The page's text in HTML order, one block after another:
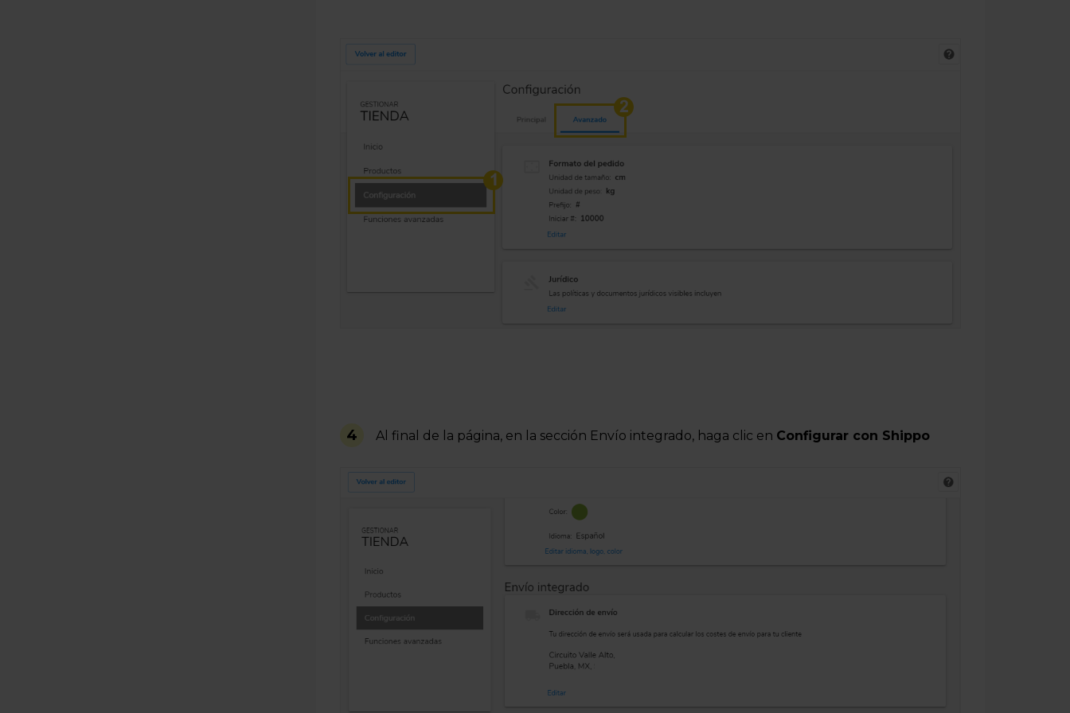
4 Al final de la página, en la sección Envío integrado, haga clic en Configurar con Shippo